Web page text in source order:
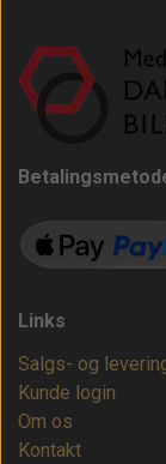
Links
Salgs- og
Kunde login
Om os
Kontakt